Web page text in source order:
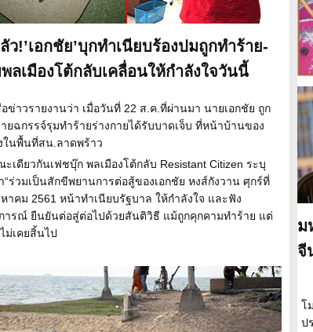
ว!’เอกชัย’บุกทำเนียบร้องปมถูกทำร้าย-
ลเมืองโต้กลับเคลื่อนให้กำลังใจวันนี้
ข่าวรายงานว่า เมื่อวันที่ 22 ส.ค.ที่ผ่านมา นายเอกชัย ถูก
ยฉกรรจ์รุมทำร้ายร่างกายได้รับบาดเจ็บ ที่หน้าบ้านของ
ในพื้นที่สน.ลาดพร้าว
เดียวกันเฟชบุ๊ก พลเมืองโต้กลับ Resistant Citizen ระบุ
“ร่วมเป็นสักขีพยานการต่อสู้ของเอกชัย หงส์กังวาน ศุกร์ที่
าคม 2561 หน้าทำเนียบรัฐบาล ให้กำลังใจ และฟัง
ารณ์ ยืนยันต่อสู่ต่อไปด้วยสันติวิธี แม้ถูกคุกคามทำร้าย แต่
ม่เคยสิ้นไป
ม
จี
โ
ป